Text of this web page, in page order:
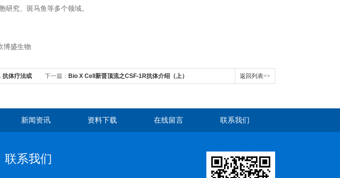
研究、斑马鱼等多个领域。
博盛生物
抗体疗法或 下一篇： Bio X Cell新晋顶流之CSF-1R抗体介绍（上） 返回列表>>
新闻资讯 资料下载 在线留言 联系我们
联系我们